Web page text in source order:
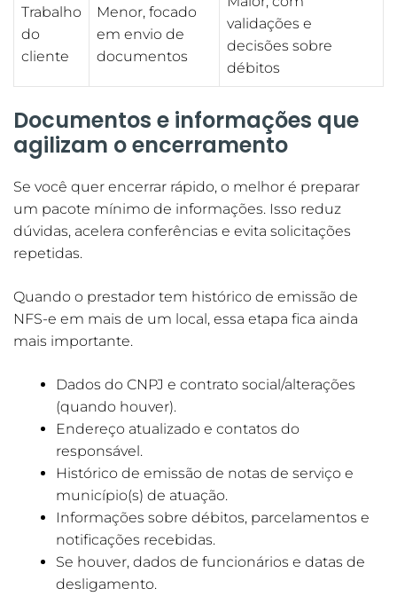
Trabalho
do
cliente
Menor, focado
em envio de
documentos
validações e
decisões sobre
débitos
Documentos e informações que
agilizam o encerramento
Se você quer encerrar rápido, o melhor é preparar
um pacote mínimo de informações. Isso reduz
dúvidas, acelera conferências e evita solicitações
repetidas.
Quando o prestador tem histórico de emissão de
NFS-e em mais de um local, essa etapa fica ainda
mais importante.
Dados do CNPJ e contrato social/alterações
(quando houver).
Endereço atualizado e contatos do
responsável.
Histórico de emissão de notas de serviço e
município(s) de atuação.
Informações sobre débitos, parcelamentos e
notificações recebidas.
Se houver, dados de funcionários e datas de
desligamento.